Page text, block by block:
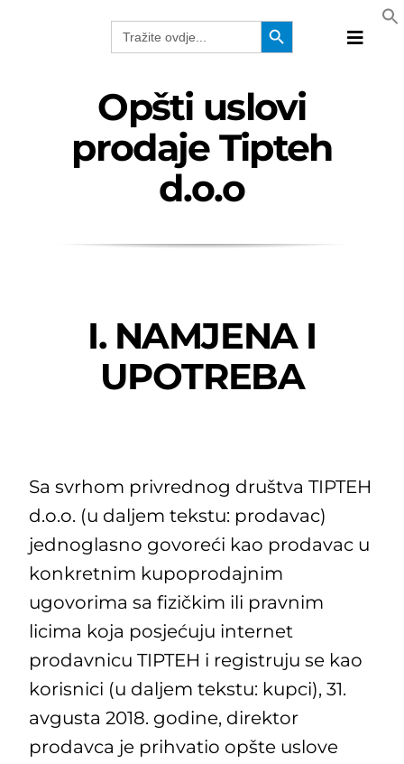
Search
for:
Search Button
Toggle
Opšti uslovi
prodaje Tipteh
d.o.o
I. NAMJENA I
UPOTREBA
Sa svrhom privrednog društva TIPTEH
d.o.o. (u daljem tekstu: prodavac)
jednoglasno govoreći kao prodavac u
konkretnim kupoprodajnim
ugovorima sa fizičkim ili pravnim
licima koja posjećuju internet
prodavnicu TIPTEH i registruju se kao
korisnici (u daljem tekstu: kupci), 31.
avgusta 2018. godine, direktor
prodavca je prihvatio opšte uslove